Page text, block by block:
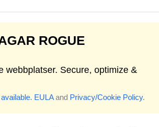
ROGUE
webbplatser. Secure, optimize &
EULAand Privacy/Cookie Policy.